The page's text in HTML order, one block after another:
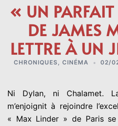
« UN
DE JAMES
LETTRE À UN
CHRONIQUES , CINÉMA 02/
Ni Dylan, ni Chalamet.
m’enjoignit à rejoindre
« Max Linder » de Paris